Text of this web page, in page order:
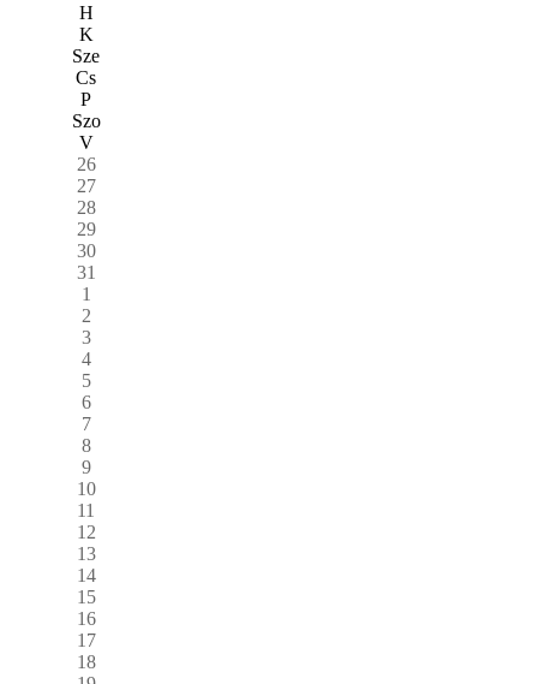
H
K
Sze
Cs
P
Szo
V
26
27
28
29
30
31
1
2
3
4
5
6
7
8
9
10
11
12
13
14
15
16
17
18